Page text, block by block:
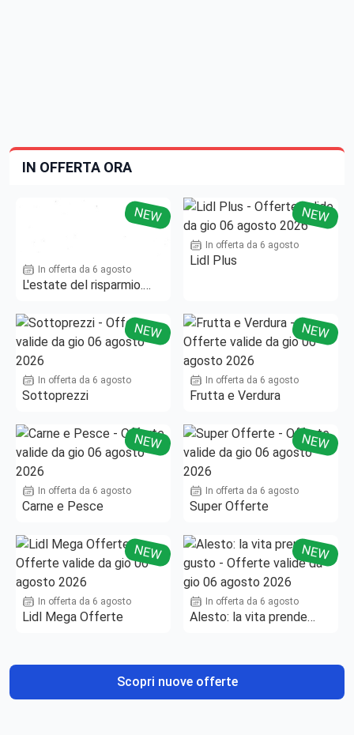
IN OFFERTA ORA
NEW
In offerta da 6 agosto
L'estate del risparmio.
NEW
In offerta da 6 agosto
Lidl Plus
NEW
In offerta da 6 agosto
Sottoprezzi
NEW
In offerta da 6 agosto
Frutta e Verdura
NEW
In offerta da 6 agosto
Carne e Pesce
NEW
In offerta da 6 agosto
Super Offerte
NEW
In offerta da 6 agosto
Lidl Mega Offerte
NEW
In offerta da 6 agosto
Alesto: la vita prende
Scopri nuove offerte